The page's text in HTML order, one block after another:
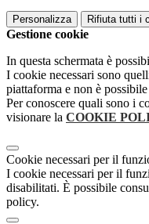
Personalizza Rifiuta tutti i
Gestione cookie
In questa schermata è
I cookie necessari sono
piattaforma e non è
Per conoscere quali sono i
visionare la COOKIE
Cookie necessari per il
I cookie necessari per il
disabilitati. È possibile
policy.